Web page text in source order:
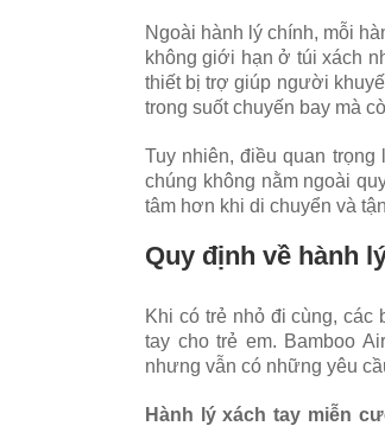
Ngoài hành lý chính, mỗi
không giới hạn ở túi xách
thiết bị trợ giúp người
trong suốt chuyến bay mà
Tuy nhiên, điều quan
chúng không nằm ngoài
tâm hơn khi di chuyển và
Quy định về hành
Khi có trẻ nhỏ đi cùng,
tay cho trẻ em. Bamboo
nhưng vẫn có những yêu
Hành lý xách tay miễn